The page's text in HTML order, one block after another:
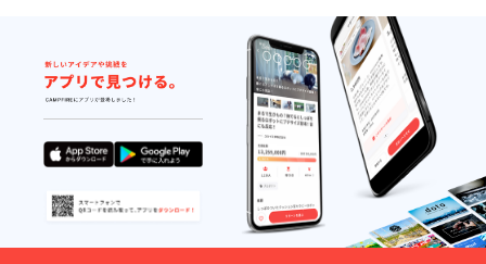
い。
リア、
離島扱
いのエ
リア
は、送
料が合
わない
ためご
支援を
お受け
できま
せん。
大変申
し訳ご